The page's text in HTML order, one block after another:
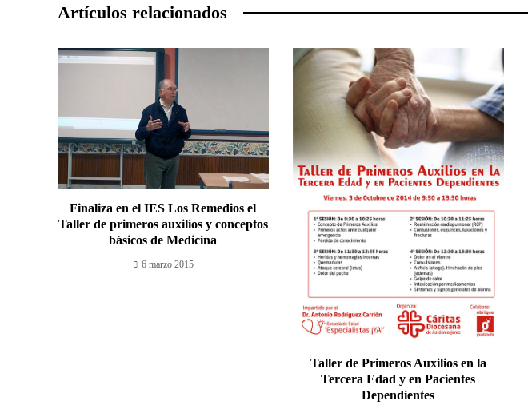
Artículos relacionados
Finaliza en el IES Los Remedios el
Taller de primeros auxilios y conceptos
básicos de Medicina
6 marzo 2015
Taller de Primeros Auxilios en la
Tercera Edad y en Pacientes
Dependientes